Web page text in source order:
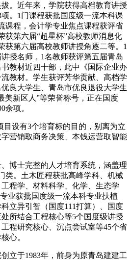
。近年来，学院获得高档教育讲授
。1门课程获批国度级一流本科课
课程，会计学专业焦点课程获评省
获第六届“超星杯”高校教师消息化
获第六届高校教师讲授角逐二等。1
授名师，1名教师获评第五届青岛
教材近四十部，此中《国际企业办
教材。学生获评芳华贡献、高档学
良大学生、青岛市优良退役大学生
美新区人”等荣誉称号，正在国度
余项。
设有3个培育标的目的，别离为立
营销取商务决策、本钱运营取智能
士完整的人才培育系统，涵盖理
类。土木匠程获批高峰学科、机械
程学、材料科学、化学、生态学
业获批国度级一流本科专业扶植
立异引智（国度111打算）、国度
所结合工程核心等5个国度级讲授
程研究核心、沉点尝试室等45个省
心。
于1983年，前身为原青岛建建工